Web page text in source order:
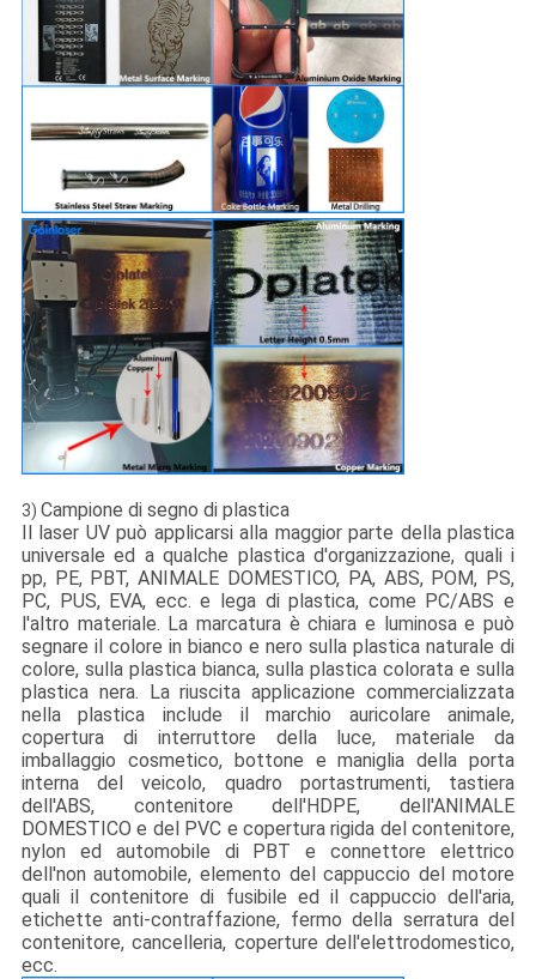
3) Campione di segno di plastica
Il laser UV può applicarsi alla maggior parte della plastica
universale ed a qualche plastica d'organizzazione, quali i
pp, PE, PBT, ANIMALE DOMESTICO, PA, ABS, POM, PS,
PC, PUS, EVA, ecc. e lega di plastica, come PC/ABS e
l'altro materiale. La marcatura è chiara e luminosa e può
segnare il colore in bianco e nero sulla plastica naturale di
colore, sulla plastica bianca, sulla plastica colorata e sulla
plastica nera. La riuscita applicazione commercializzata
nella plastica include il marchio auricolare animale,
copertura di interruttore della luce, materiale da
imballaggio cosmetico, bottone e maniglia della porta
interna del veicolo, quadro portastrumenti, tastiera
dell'ABS, contenitore dell'HDPE, dell'ANIMALE
DOMESTICO e del PVC e copertura rigida del contenitore,
nylon ed automobile di PBT e connettore elettrico
dell'non automobile, elemento del cappuccio del motore
quali il contenitore di fusibile ed il cappuccio dell'aria,
etichette anti-contraffazione, fermo della serratura del
contenitore, cancelleria, coperture dell'elettrodomestico,
ecc.